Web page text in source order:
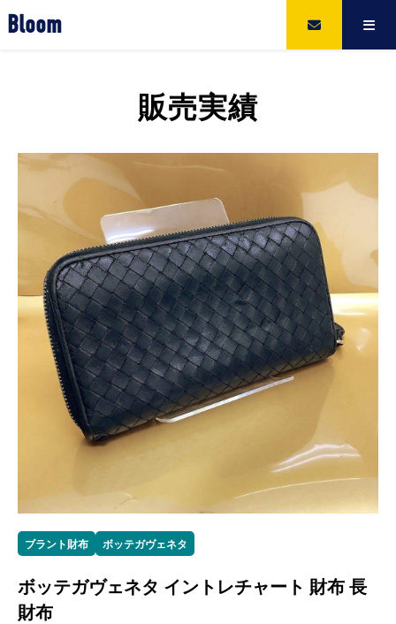
Bloom
販売実績
ブラント財布 ボッテガヴェネタ
ボッテガヴェネタ イントレチャート 財布 長
財布